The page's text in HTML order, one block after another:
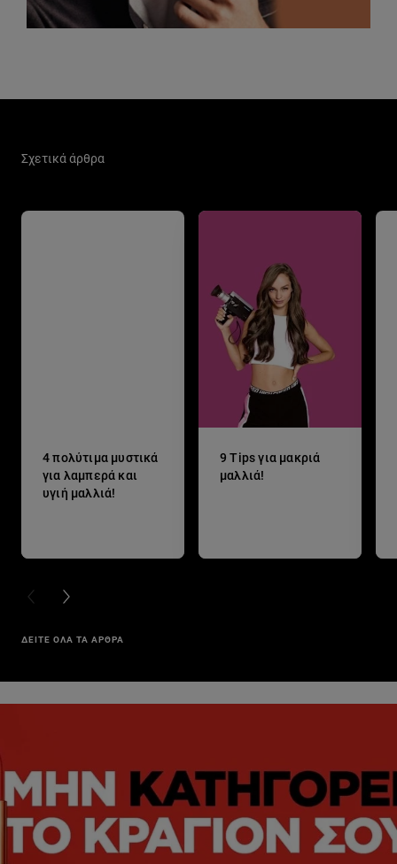
Σχετικά άρθρα
4 πολύτιμα μυστικά
για λαμπερά και
υγιή μαλλιά!
9 Tips για μακριά
μαλλιά!
PREVIOUS CARD
NEXT CARD
ΔΕΙΤΕ ΟΛΑ ΤΑ ΑΡΘΡΑ